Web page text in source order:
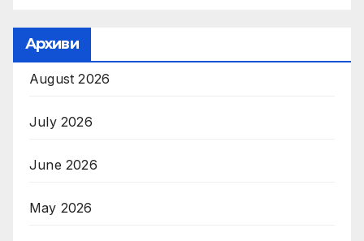
Архиви
August 2026
July 2026
June 2026
May 2026